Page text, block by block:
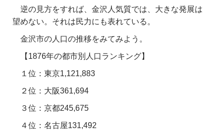
逆の見方をすれば、金沢人気質では、大きな発展は
望めない。それは民力にも表れている。
金沢市の人口の推移をみてみよう。
【1876年の都市別人口ランキング】
１位：東京1,121,883
２位：大阪361,694
３位：京都245,675
４位：名古屋131,492